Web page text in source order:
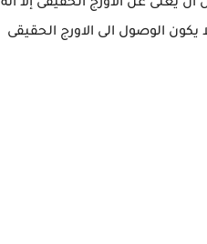
يغنى عن الاورج الحقيقى إلا انه
الوصول الى الاورج الحقيقى